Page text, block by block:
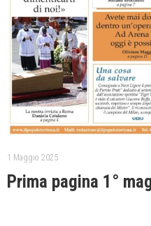
1 Maggio 2025
Prima pagina 1°